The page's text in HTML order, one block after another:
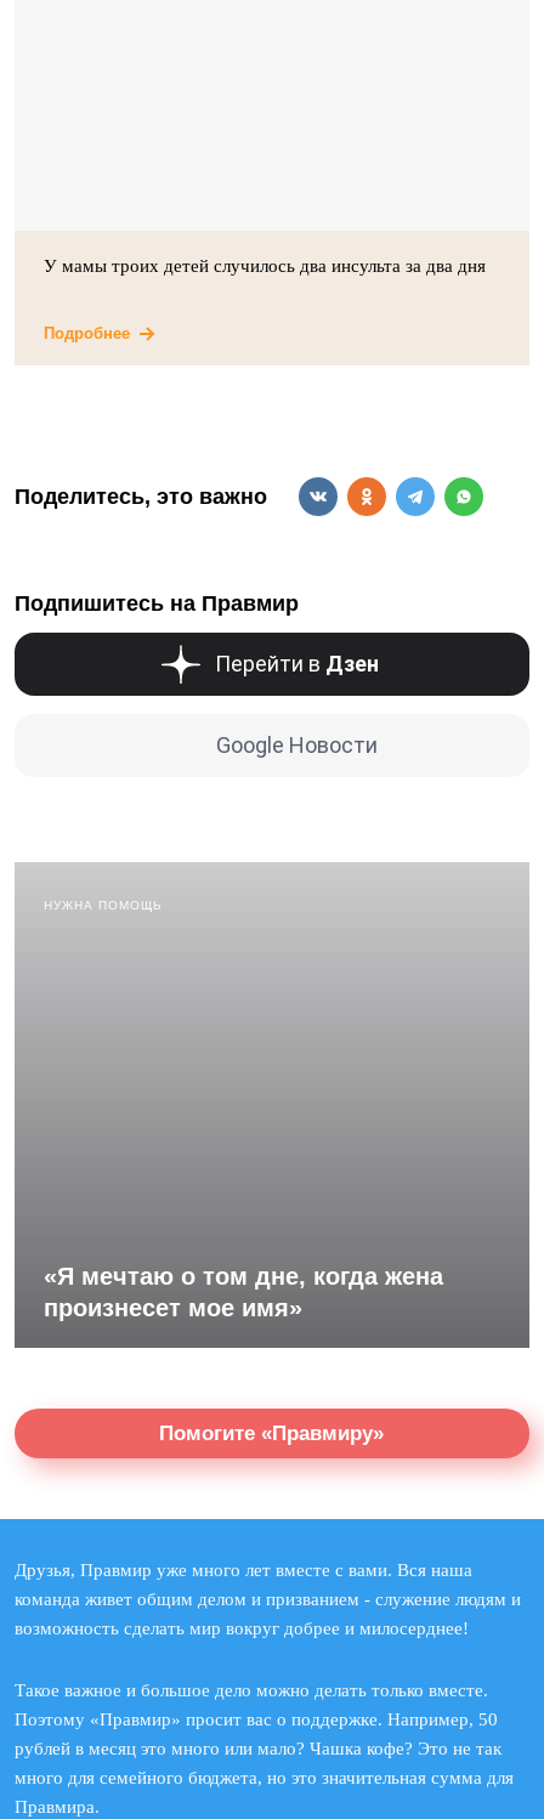
У мамы троих детей случилось два инсульта за два дня
Подробнее
Поделитесь, это важно
Подпишитесь на Правмир
Перейти в Дзен
Google Новости
НУЖНА ПОМОЩЬ
«Я мечтаю о том дне, когда жена
произнесет мое имя»
Помогите «Правмиру»
Друзья, Правмир уже много лет вместе с вами. Вся наша
команда живет общим делом и призванием - служение людям и
возможность сделать мир вокруг добрее и милосерднее!
Такое важное и большое дело можно делать только вместе.
Поэтому «Правмир» просит вас о поддержке. Например, 50
рублей в месяц это много или мало? Чашка кофе? Это не так
много для семейного бюджета, но это значительная сумма для
Правмира.